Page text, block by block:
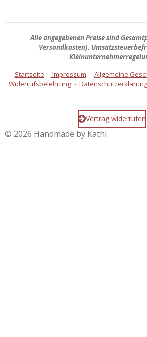
Alle angegebenen Preise sind
Versandkosten).
Startseite - Impressum - Allgemeine
Widerrufsbelehrung-
Vertrag widerrufen
© 2026 Handmade by Kathi